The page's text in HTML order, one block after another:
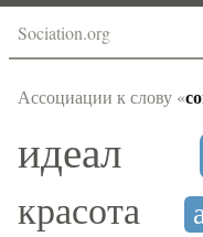
Sociation.org
Ассоциации к слову «
идеал
красота